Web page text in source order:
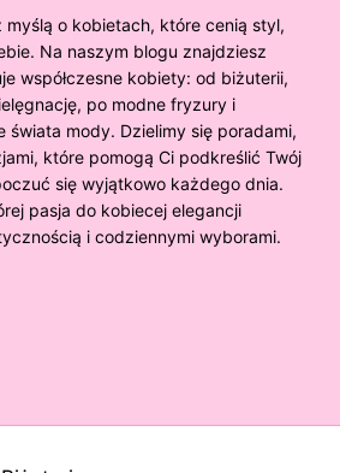
myślą o kobietach, które cenią styl,
Na naszym blogu znajdziesz
współczesne kobiety: od biżuterii,
po modne fryzury i
świata mody. Dzielimy się poradami,
które pomogą Ci podkreślić Twój
się wyjątkowo każdego dnia.
pasja do kobiecej elegancji
i codziennymi wyborami.